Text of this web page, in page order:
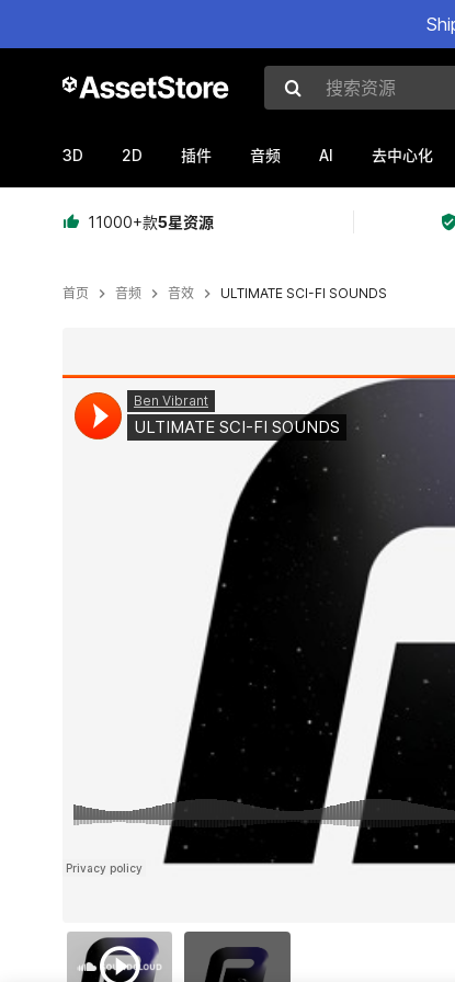
搜索资源
3D 2D 插件 音频 AI 去中心化
11000+款5星资源
首页 音频 音效 ULTIMATE SCI-FI SOUNDS